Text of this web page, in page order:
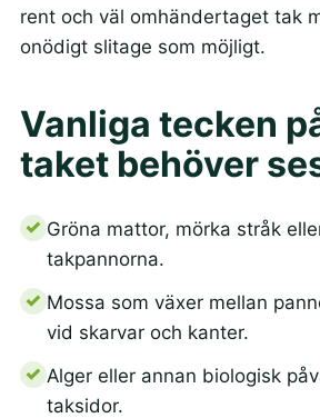
rent och väl omhändertaget tak
onödigt slitage som möjligt.
Vanliga tecken
taket behöver
Gröna mattor, mörka stråk
takpannorna.
Mossa som växer mellan
vid skarvar och kanter.
Alger eller annan biologisk
taksidor.